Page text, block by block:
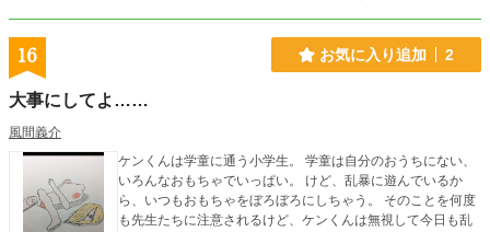
16 お気に入り追加 2
大事にしてよ……
風間義介
ケンくんは学童に通う小学生。 学童は自分のおうちにない、
いろんなおもちゃでいっぱい。 けど、乱暴に遊んでいるか
ら、いつもおもちゃをぼろぼろにしちゃう。 そのことを何度
も先生たちに注意されるけど、ケンくんは無視して今日も乱